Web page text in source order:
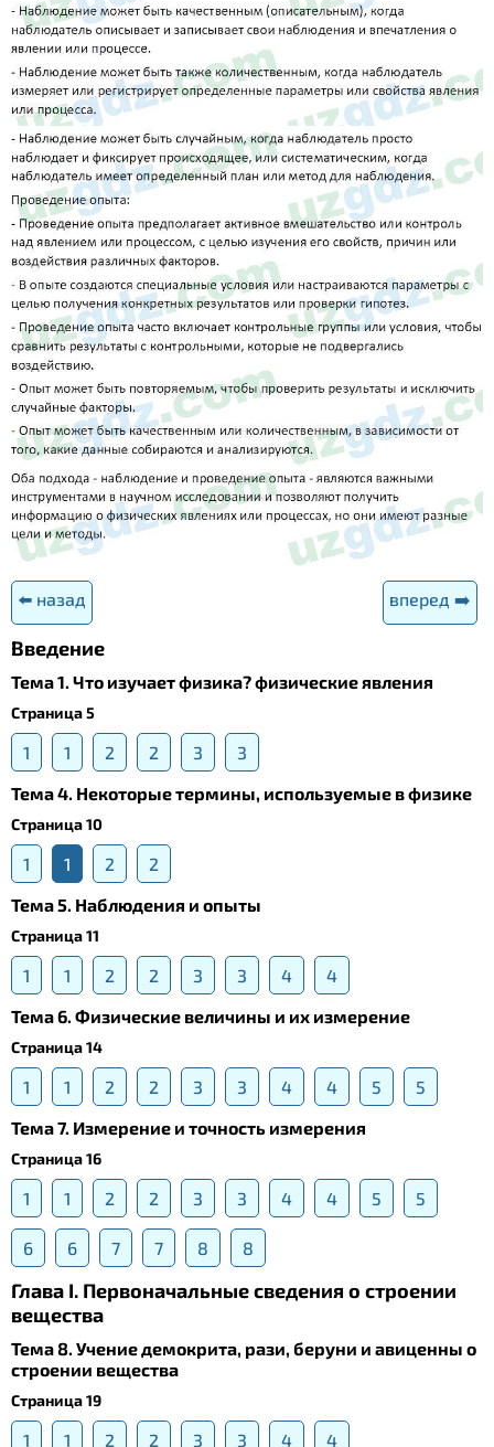
⬅️ назад вперед ➡️
Введение
Тема 1. Что изучает физика? физические явления
Страница 5
1 1 2 2 3
3
Тема 4. Некоторые термины, используемые в физике
Страница 10
1 1 2
2
Тема 5. Наблюдения и опыты
Страница 11
1 1 2 2 3 3 4
4
Тема 6. Физические величины и их измерение
Страница 14
1 1 2 2 3 3 4 4 5
5
Тема 7. Измерение и точность измерения
Страница 16
1 1 2 2 3 3 4 4 5 5
6 6 7 7 8 8
Глава I. Первоначальные сведения о строении
вещества
Тема 8. Учение демокрита, рази, беруни и авиценны о
строении вещества
Страница 19
1 1 2 2 3 3 4
4